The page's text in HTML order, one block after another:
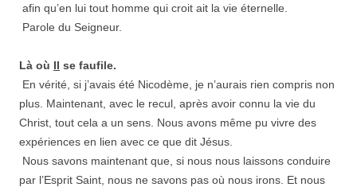
afin qu’en lui tout homme qui croit ait la vie éternelle.
Parole du Seigneur.
Là où Il se faufile.
En vérité, si j’avais été Nicodème, je n’aurais rien compris non
plus. Maintenant, avec le recul, après avoir connu la vie du
Christ, tout cela a un sens. Nous avons même pu vivre des
expériences en lien avec ce que dit Jésus.
Nous savons maintenant que, si nous nous laissons conduire
par l’Esprit Saint, nous ne savons pas où nous irons. Et nous